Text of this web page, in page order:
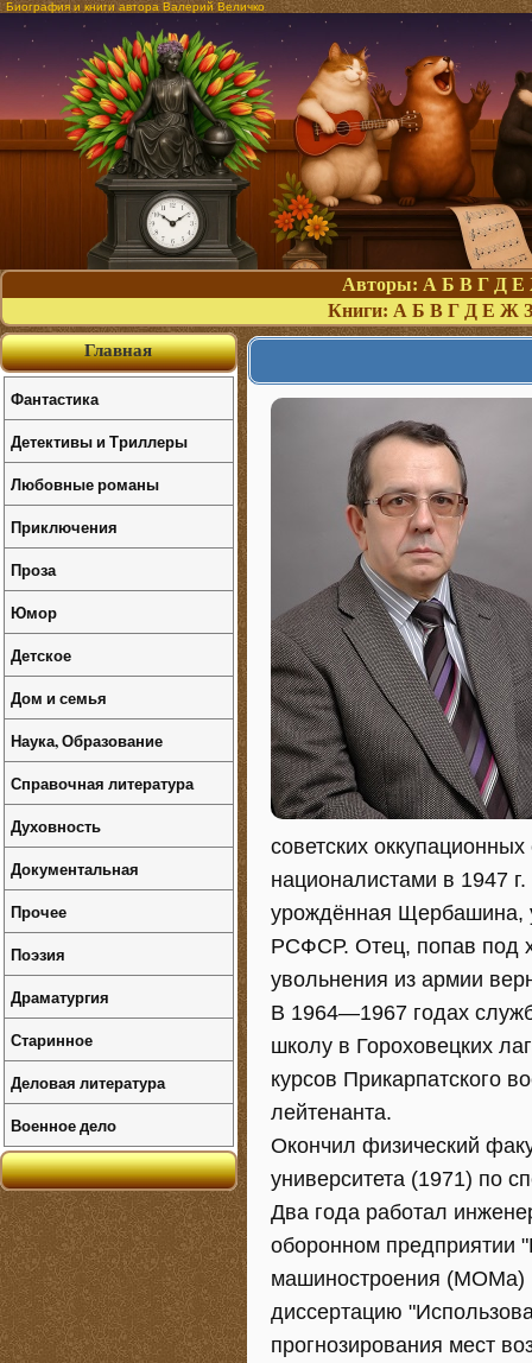
Биография и книги автора Валерий Величко
Авторы: А Б В Г Д Е
Книги: А Б В Г Д Е Ж З
советских
националистами в 1947
урождённая Щербашина,
РСФСР. Отец, попав под
увольнения из армии
В 1964—1967 годах
школу в Гороховецких
курсов Прикарпатского
лейтенанта.
Окончил физический
университета (1971) по
Два года работал
оборонном предприятии
машиностроения (МОМа)
диссертацию
прогнозирования мест
Главная
Фантастика
Детективы и Триллеры
Любовные романы
Приключения
Проза
Юмор
Детское
Дом и семья
Наука, Образование
Справочная литература
Духовность
Документальная
Прочее
Поэзия
Драматургия
Старинное
Деловая литература
Военное дело